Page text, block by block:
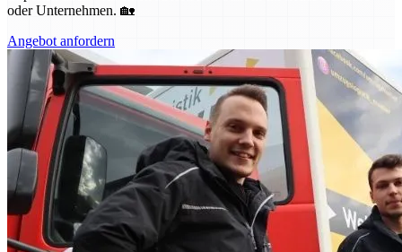
oder Unternehmen. 🏡
Angebot anfordern